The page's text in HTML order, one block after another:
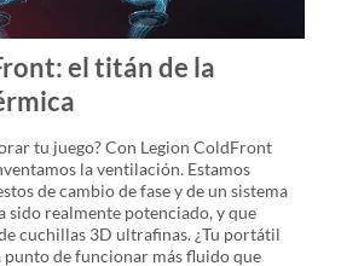
el titán de la
tu juego? Con Legion ColdFront
la ventilación. Estamos
de cambio de fase y de un sistema
sido realmente potenciado, y que
cuchillas 3D ultrafinas. ¿Tu portátil
punto de funcionar más fluido que